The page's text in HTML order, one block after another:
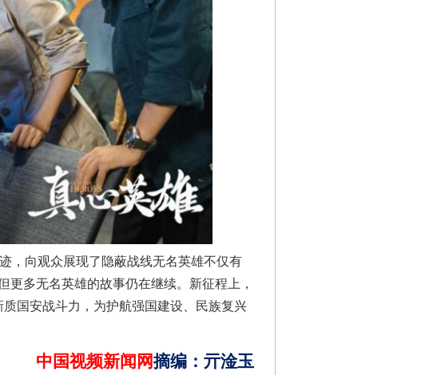
，向观众展现了隐蔽战线无名英雄不仅有
更多无名英雄的故事仍在继续。新征程上，
国安战斗力，为护航强国建设、民族复兴
中国视频新闻网摘编 ： 亓淦玉
千亩耕地变“别墅”
别拿“量子”当幌子